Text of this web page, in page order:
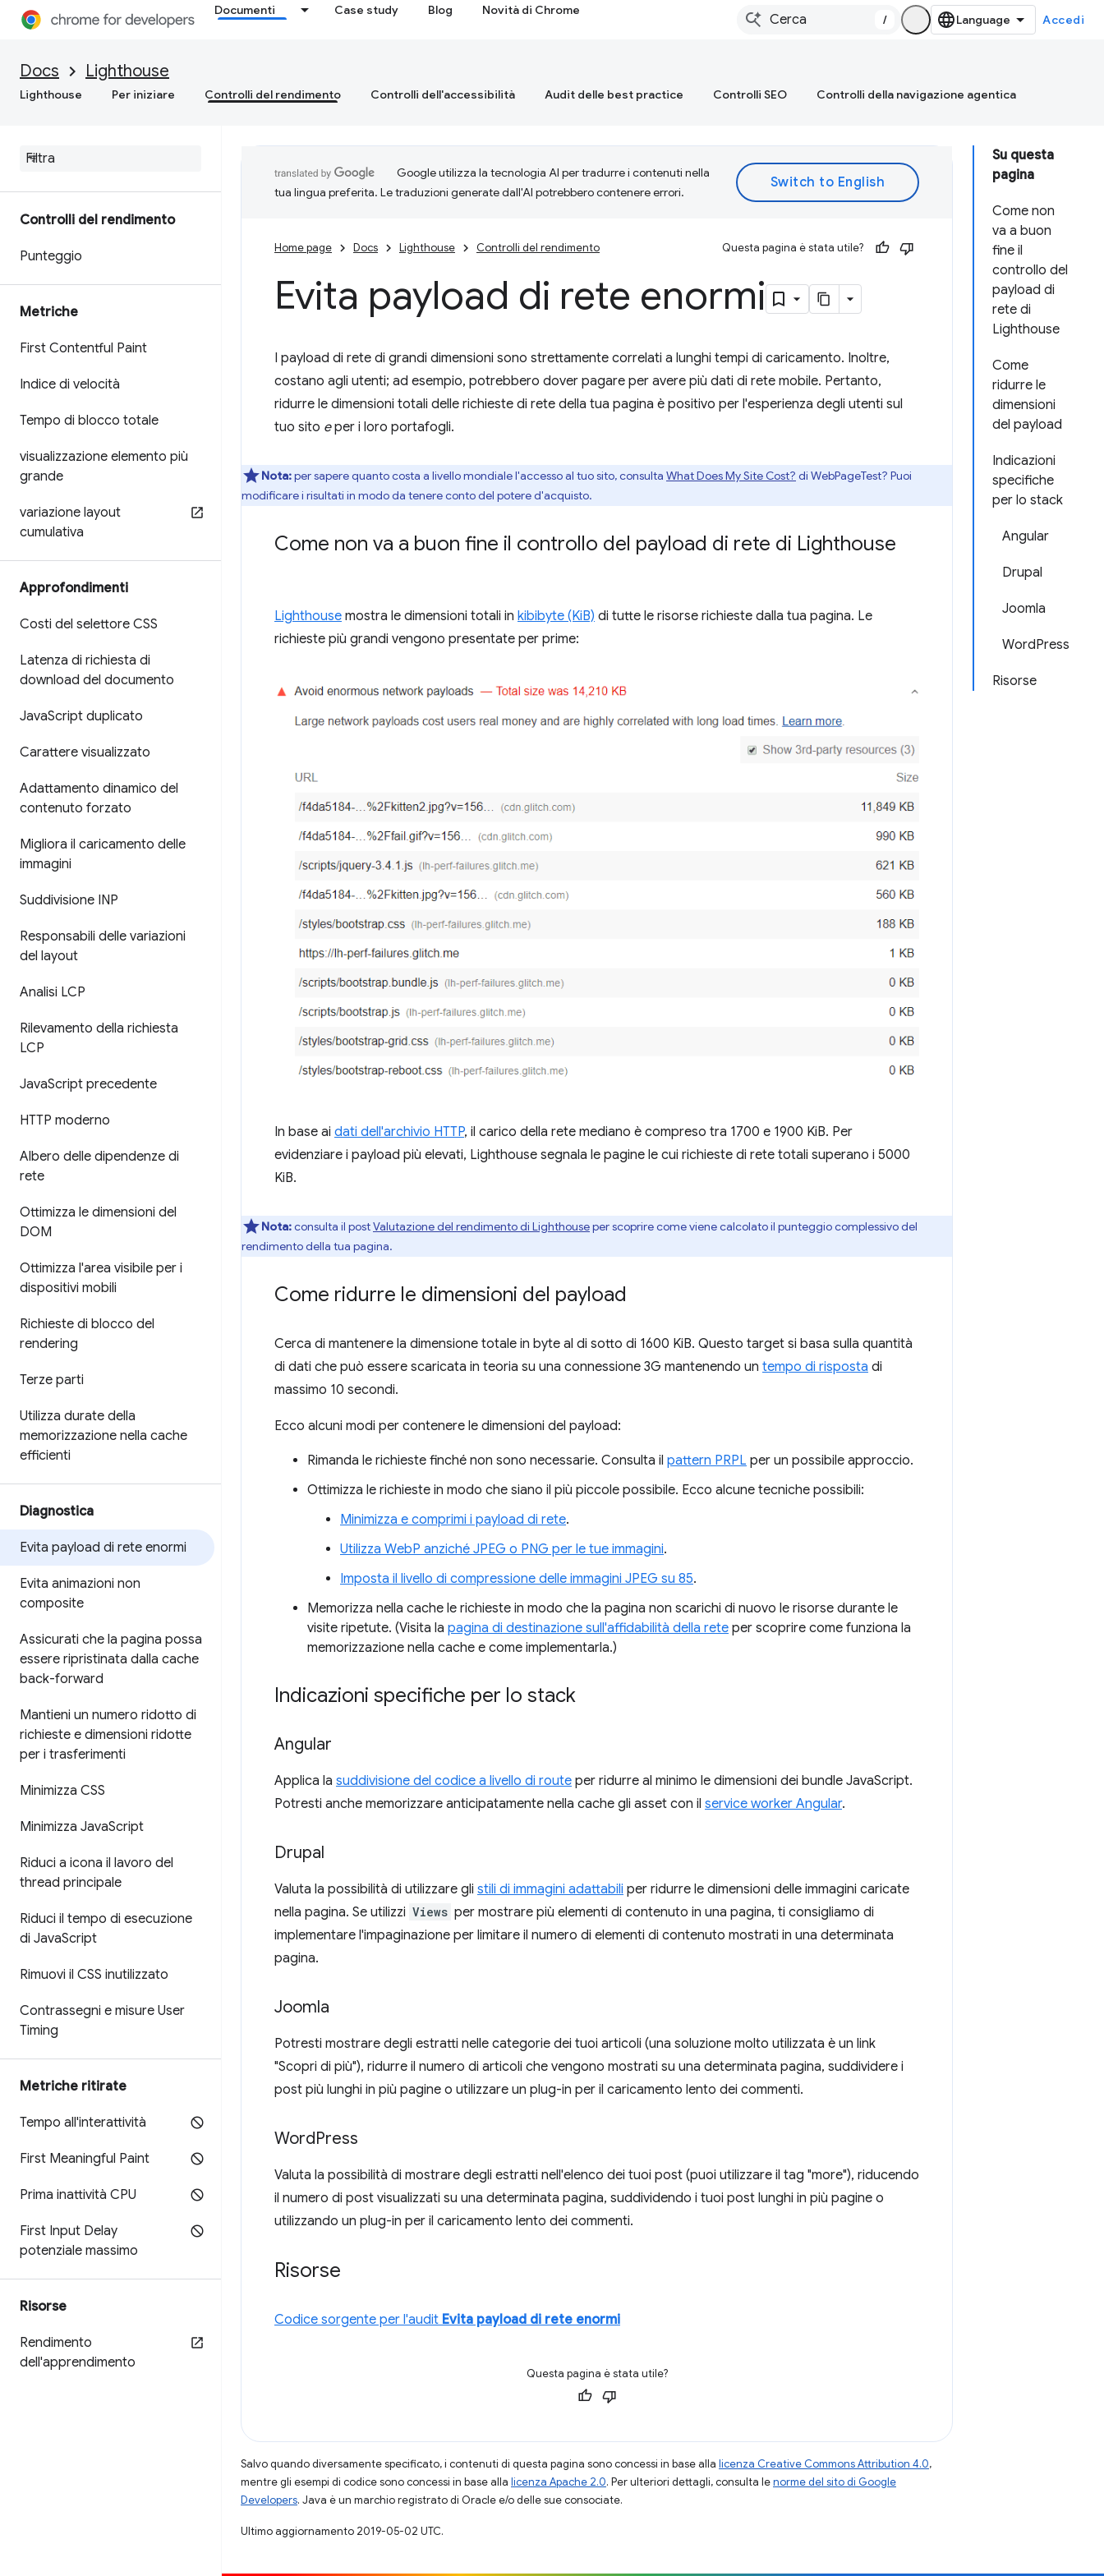
Documenti Case study Blog Novità di Chrome
/ Accedi
Docs Lighthouse
Lighthouse Per iniziare Controlli del rendimento Controlli dell'accessibilità Audit delle best practice Controlli SEO Controlli della navigazione agentica
Controlli del rendimento
Punteggio
Metriche
First Contentful Paint
Indice di velocità
Tempo di blocco totale
visualizzazione elemento più
grande
variazione layout
cumulativa
Approfondimenti
Costi del selettore CSS
Latenza di richiesta di
download del documento
JavaScript duplicato
Carattere visualizzato
Adattamento dinamico del
contenuto forzato
Migliora il caricamento delle
immagini
Suddivisione INP
Responsabili delle variazioni
del layout
Analisi LCP
Rilevamento della richiesta
LCP
JavaScript precedente
HTTP moderno
Albero delle dipendenze di
rete
Ottimizza le dimensioni del
DOM
Ottimizza l'area visibile per i
dispositivi mobili
Richieste di blocco del
rendering
Terze parti
Utilizza durate della
memorizzazione nella cache
efficienti
Diagnostica
Evita payload di rete enormi
Evita animazioni non
composite
Assicurati che la pagina possa
essere ripristinata dalla cache
back-forward
Mantieni un numero ridotto di
richieste e dimensioni ridotte
per i trasferimenti
Minimizza CSS
Minimizza JavaScript
Riduci a icona il lavoro del
thread principale
Riduci il tempo di esecuzione
di JavaScript
Rimuovi il CSS inutilizzato
Contrassegni e misure User
Timing
Metriche ritirate
Tempo all'interattività
First Meaningful Paint
Prima inattività CPU
First Input Delay
potenziale massimo
Risorse
Rendimento
dell'apprendimento
Su questa
pagina
Come non
va a buon
fine il
controllo del
payload di
rete di
Lighthouse
Come
ridurre le
dimensioni
del payload
Indicazioni
specifiche
per lo stack
Angular
Drupal
Joomla
WordPress
Risorse
Google utilizza la tecnologia AI per tradurre i contenuti nella
tua lingua preferita. Le traduzioni generate dall'AI potrebbero contenere errori.
Home page Docs Lighthouse Controlli del rendimento Questa pagina è stata utile?
Evita payload di rete enormi
I payload di rete di grandi dimensioni sono strettamente correlati a lunghi tempi di caricamento. Inoltre,
costano agli utenti; ad esempio, potrebbero dover pagare per avere più dati di rete mobile. Pertanto,
ridurre le dimensioni totali delle richieste di rete della tua pagina è positivo per l'esperienza degli utenti sul
tuo sito eper i loro portafogli.
Nota:per sapere quanto costa a livello mondiale l'accesso al tuo sito, consulta What Does My Site Cost? di WebPageTest? Puoi
modificare i risultati in modo da tenere conto del potere d'acquisto.
Come non va a buon fine il controllo del payload di rete di Lighthouse
Lighthouse mostra le dimensioni totali in kibibyte (KiB) di tutte le risorse richieste dalla tua pagina. Le
richieste più grandi vengono presentate per prime:
In base ai dati dell'archivio HTTP, il carico della rete mediano è compreso tra 1700 e 1900 KiB. Per
evidenziare i payload più elevati, Lighthouse segnala le pagine le cui richieste di rete totali superano i 5000
KiB.
Nota:consulta il postValutazione del rendimento di Lighthouseper scoprire come viene calcolato il punteggio complessivo del
rendimento della tua pagina.
Come ridurre le dimensioni del payload
Cerca di mantenere la dimensione totale in byte al di sotto di 1600 KiB. Questo target si basa sulla quantità
di dati che può essere scaricata in teoria su una connessione 3G mantenendo un tempo di risposta di
massimo 10 secondi.
Ecco alcuni modi per contenere le dimensioni del payload:
Rimanda le richieste finché non sono necessarie. Consulta il pattern PRPL per un possibile approccio.
Ottimizza le richieste in modo che siano il più piccole possibile. Ecco alcune tecniche possibili:
Minimizza e comprimi i payload di rete.
Utilizza WebP anziché JPEG o PNG per le tue immagini.
Imposta il livello di compressione delle immagini JPEG su 85.
Memorizza nella cache le richieste in modo che la pagina non scarichi di nuovo le risorse durante le
visite ripetute. (Visita la pagina di destinazione sull'affidabilità della rete per scoprire come funziona la
memorizzazione nella cache e come implementarla.)
Indicazioni specifiche per lo stack
Angular
Applica la suddivisione del codice a livello di route per ridurre al minimo le dimensioni dei bundle JavaScript.
Potresti anche memorizzare anticipatamente nella cache gli asset con il service worker Angular.
Drupal
Valuta la possibilità di utilizzare gli stili di immagini adattabili per ridurre le dimensioni delle immagini caricate
nella pagina. Se utilizzi Views per mostrare più elementi di contenuto in una pagina, ti consigliamo di
implementare l'impaginazione per limitare il numero di elementi di contenuto mostrati in una determinata
pagina.
Joomla
Potresti mostrare degli estratti nelle categorie dei tuoi articoli (una soluzione molto utilizzata è un link
"Scopri di più"), ridurre il numero di articoli che vengono mostrati su una determinata pagina, suddividere i
post più lunghi in più pagine o utilizzare un plug-in per il caricamento lento dei commenti.
WordPress
Valuta la possibilità di mostrare degli estratti nell'elenco dei tuoi post (puoi utilizzare il tag "more"), riducendo
il numero di post visualizzati su una determinata pagina, suddividendo i tuoi post lunghi in più pagine o
utilizzando un plug-in per il caricamento lento dei commenti.
Risorse
Codice sorgente per l'audit Evita payload di rete enormi
Questa pagina è stata utile?
Salvo quando diversamente specificato, i contenuti di questa pagina sono concessi in base alla licenza Creative Commons Attribution 4.0,
mentre gli esempi di codice sono concessi in base alla licenza Apache 2.0. Per ulteriori dettagli, consulta lenorme del sito di Google
Developers. Java è un marchio registrato di Oracle e/o delle sue consociate.
Ultimo aggiornamento 2019-05-02 UTC.